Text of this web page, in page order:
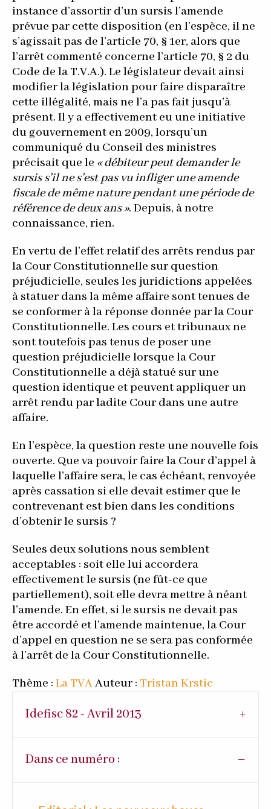
instance d’assortir d’un sursis l’amende
prévue par cette disposition (en l’espèce, il ne
s’agissait pas de l’article 70, § 1er, alors que
l’arrêt commenté concerne l’article 70, § 2 du
Code de la T.V.A.). Le législateur devait ainsi
modifier la législation pour faire disparaître
cette illégalité, mais ne l’a pas fait jusqu’à
présent. Il y a effectivement eu une initiative
du gouvernement en 2009, lorsqu’un
communiqué du Conseil des ministres
précisait que le « débiteur peut demander le
sursis s’il ne s’est pas vu infliger une amende
fiscale de même nature pendant une période de
référence de deux ans ». Depuis, à notre
connaissance, rien.
En vertu de l’effet relatif des arrêts rendus par
la Cour Constitutionnelle sur question
préjudicielle, seules les juridictions appelées
à statuer dans la même affaire sont tenues de
se conformer à la réponse donnée par la Cour
Constitutionnelle. Les cours et tribunaux ne
sont toutefois pas tenus de poser une
question préjudicielle lorsque la Cour
Constitutionnelle a déjà statué sur une
question identique et peuvent appliquer un
arrêt rendu par ladite Cour dans une autre
affaire.
En l’espèce, la question reste une nouvelle fois
ouverte. Que va pouvoir faire la Cour d’appel à
laquelle l’affaire sera, le cas échéant, renvoyée
après cassation si elle devait estimer que le
contrevenant est bien dans les conditions
d’obtenir le sursis ?
Seules deux solutions nous semblent
acceptables : soit elle lui accordera
effectivement le sursis (ne fût-ce que
partiellement), soit elle devra mettre à néant
l’amende. En effet, si le sursis ne devait pas
être accordé et l’amende maintenue, la Cour
d’appel en question ne se sera pas conformée
à l’arrêt de la Cour Constitutionnelle.
Thème : La TVAAuteur : Tristan Krstic
Idefisc 82 - Avril 2013
Dans ce numéro :